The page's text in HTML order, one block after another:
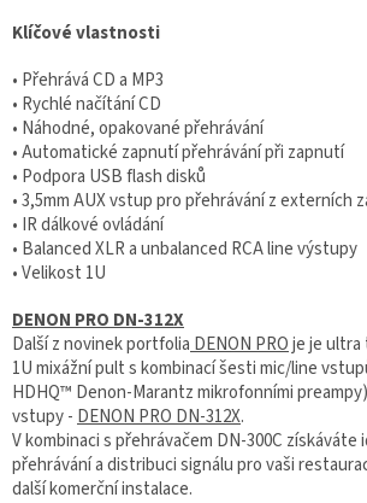
Klíčové vlastnosti
• Přehrává CD a MP3
• Rychlé načítání CD
• Náhodné, opakované přehrávání
• Automatické zapnutí přehrávání při zapnutí
• Podpora USB flash disků
• 3,5mm AUX vstup pro přehrávání z externích
• IR dálkové ovládání
• Balanced XLR a unbalanced RCA line výstupy
• Velikost 1U
DENON PRO DN-312X
Další z novinek portfolia DENON PROje je ultra
1U mixážní pult s kombinací šesti mic/line
HDHQ™ Denon-Marantz mikrofonními
vstupy - DENON PRO DN-312X.
V kombinaci s přehrávačem DN-300C získáváte
přehrávání a distribuci signálu pro vaši
další komerční instalace.